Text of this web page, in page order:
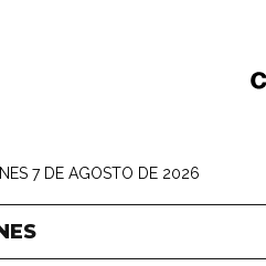
7 DE AGOSTO DE 2026